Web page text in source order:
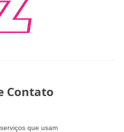
que usam
Contato